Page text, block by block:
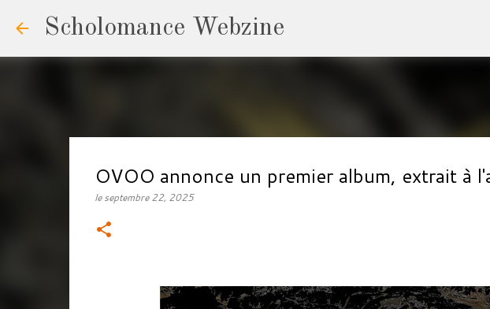
Scholomance Webzine
OVOO annonce un premier album, extrait à
leseptembre 22, 2025